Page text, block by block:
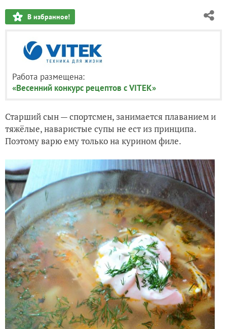
В избранное!
Работа размещена:
«Весенний конкурс рецептов с VITEK»
Старший сын — спортсмен, занимается плаванием и
тяжёлые, наваристые супы не ест из принципа.
Поэтому варю ему только на курином филе.